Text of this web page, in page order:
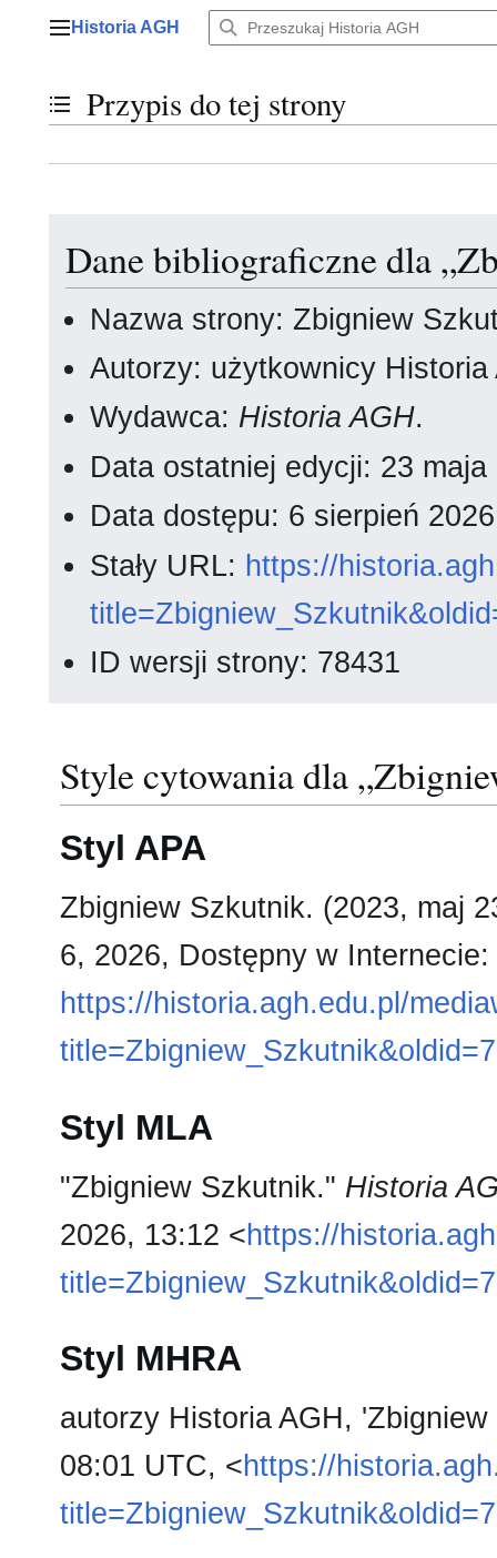
Menu główne
Historia AGH
Przełącz stan spisu treści
Przypis do tej strony
Dane bibliograficzne dla
Nazwa strony: Zbigniew
Autorzy: użytkownicy Historia
Wydawca: Historia AGH.
Data ostatniej edycji: 23
Data dostępu: 6 sierpień
Stały URL: https://
ID wersji strony: 78431
Style cytowania dla
Styl APA
Zbigniew Szkutnik. (2023, maj
6, 2026, Dostępny w Internecie:
https://historia.agh.edu.pl/
Styl MLA
"Zbigniew Szkutnik." Historia
2026, 13:12 <https://
Styl MHRA
autorzy Historia AGH,
08:01 UTC, <https://